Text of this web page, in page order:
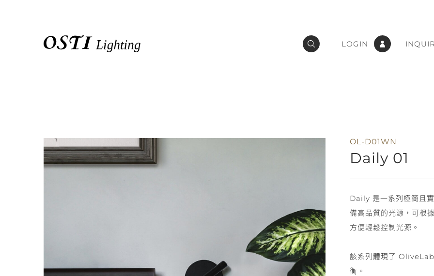
品牌介紹
LOGIN
OL-D01WN
Daily 01
Daily 是一系列極簡且
備高品質的光源，可根
方便輕鬆控制光源。
該系列體現了
衡。